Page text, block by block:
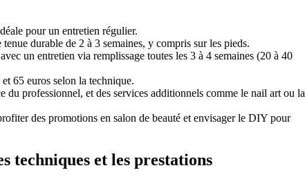
pour un entretien régulier.
durable de 2 à 3 semaines, y compris sur les pieds.
un entretien via remplissage toutes les 3 à 4 semaines (20 à 40
65 euros selon la technique.
du professionnel, et des services additionnels comme le nail art ou la
des promotions en salon de beauté et envisager le DIY pour
techniques et les prestations